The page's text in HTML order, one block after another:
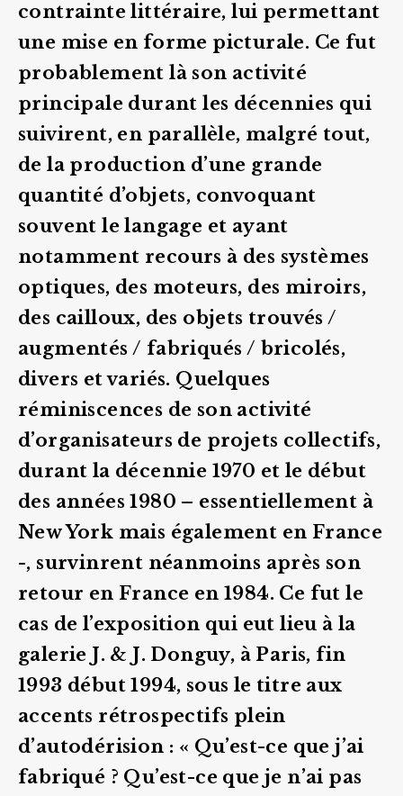
contrainte littéraire, lui permettant
une mise en forme picturale. Ce fut
probablement là son activité
principale durant les décennies qui
suivirent, en parallèle, malgré tout,
de la production d’une grande
quantité d’objets, convoquant
souvent le langage et ayant
notamment recours à des systèmes
optiques, des moteurs, des miroirs,
des cailloux, des objets trouvés /
augmentés / fabriqués / bricolés,
divers et variés. Quelques
réminiscences de son activité
d’organisateurs de projets collectifs,
durant la décennie 1970 et le début
des années 1980 – essentiellement à
New York mais également en France
-, survinrent néanmoins après son
retour en France en 1984. Ce fut le
cas de l’exposition qui eut lieu à la
galerie J. & J. Donguy, à Paris, fin
1993 début 1994, sous le titre aux
accents rétrospectifs plein
d’autodérision : « Qu’est-ce que j’ai
fabriqué ? Qu’est-ce que je n’ai pas